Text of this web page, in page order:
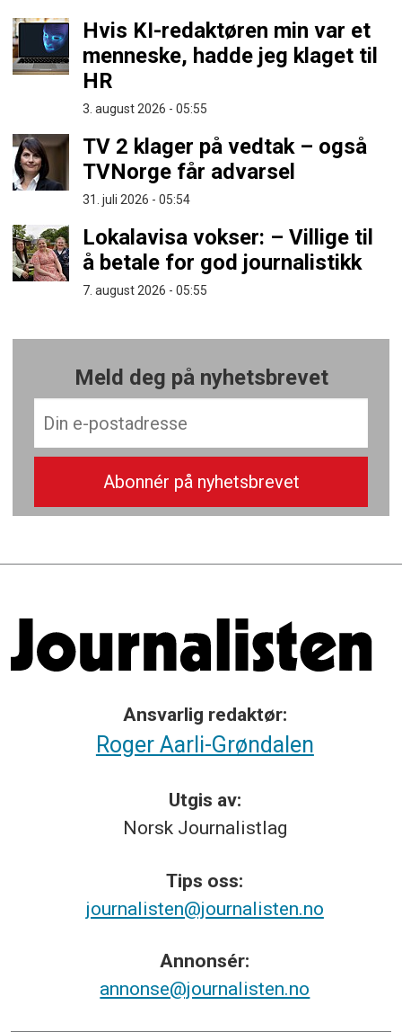
Hvis KI-redaktøren min var et
menneske, hadde jeg klaget til
HR
3. august 2026 - 05:55
TV 2 klager på vedtak – også
TVNorge får advarsel
31. juli 2026 - 05:54
Lokalavisa vokser: – Villige til
å betale for god journalistikk
7. august 2026 - 05:55
Meld deg på nyhetsbrevet
Ansvarlig redaktør:
Roger Aarli-Grøndalen
Utgis av:
Norsk Journalistlag
Tips oss:
journalisten@journalisten.no
Annonsér:
annonse@journalisten.no